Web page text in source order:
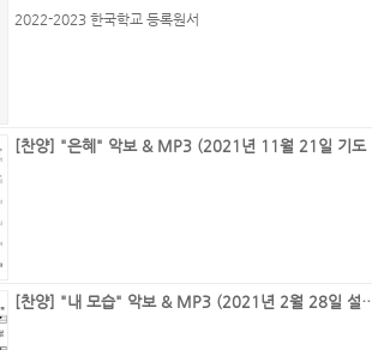
2022-2023 한국학교 등록원서
[찬양] "내 모습" 악보 & MP3